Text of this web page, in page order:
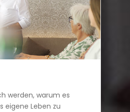
werden, warum es
eigene Leben zu